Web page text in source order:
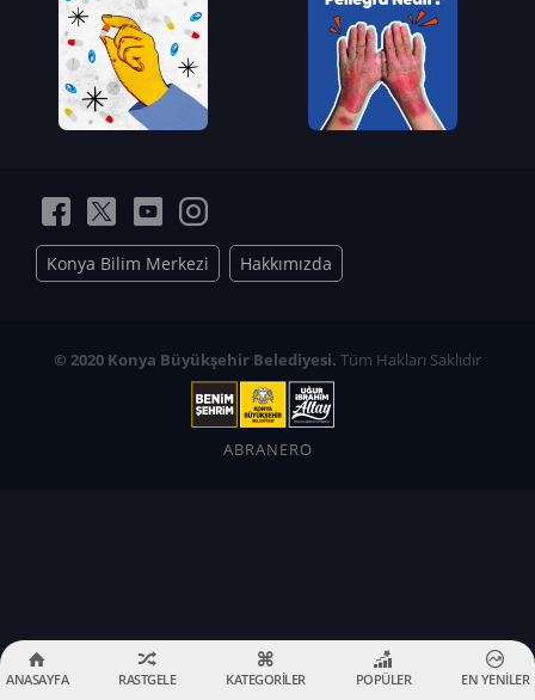
Konya Bilim Merkezi Hakkımızda
© 2020 Konya Büyükşehir Belediyesi. Tüm Hakları Saklıdır
ABRANERO
ANASAYFA RASTGELE KATEGORİLER POPÜLER EN YENİLER